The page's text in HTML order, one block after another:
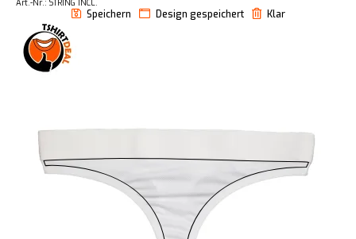
Art.-Nr.: STRING INCL.
Speichern Design gespeichert Klar